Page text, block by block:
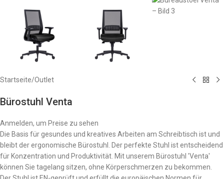
Startseite/Outlet
Bürostuhl Venta
Anmelden, um Preise zu sehen
Die Basis für gesundes und kreatives Arbeiten am Schreibtisch ist und
bleibt der ergonomische Bürostuhl. Der perfekte Stuhl ist entscheidend
für Konzentration und Produktivität. Mit unserem Bürostuhl 'Venta'
können Sie tagelang sitzen, ohne Körperschmerzen zu bekommen.